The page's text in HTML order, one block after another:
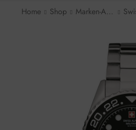
Home Shop Marken-Armbanduhren